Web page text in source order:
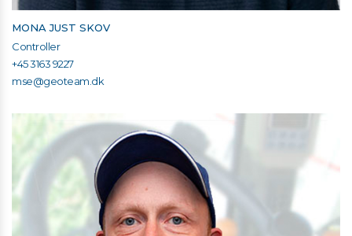
MONA JUST SKOV
Controller
+45 3163 9227
mse@geoteam.dk